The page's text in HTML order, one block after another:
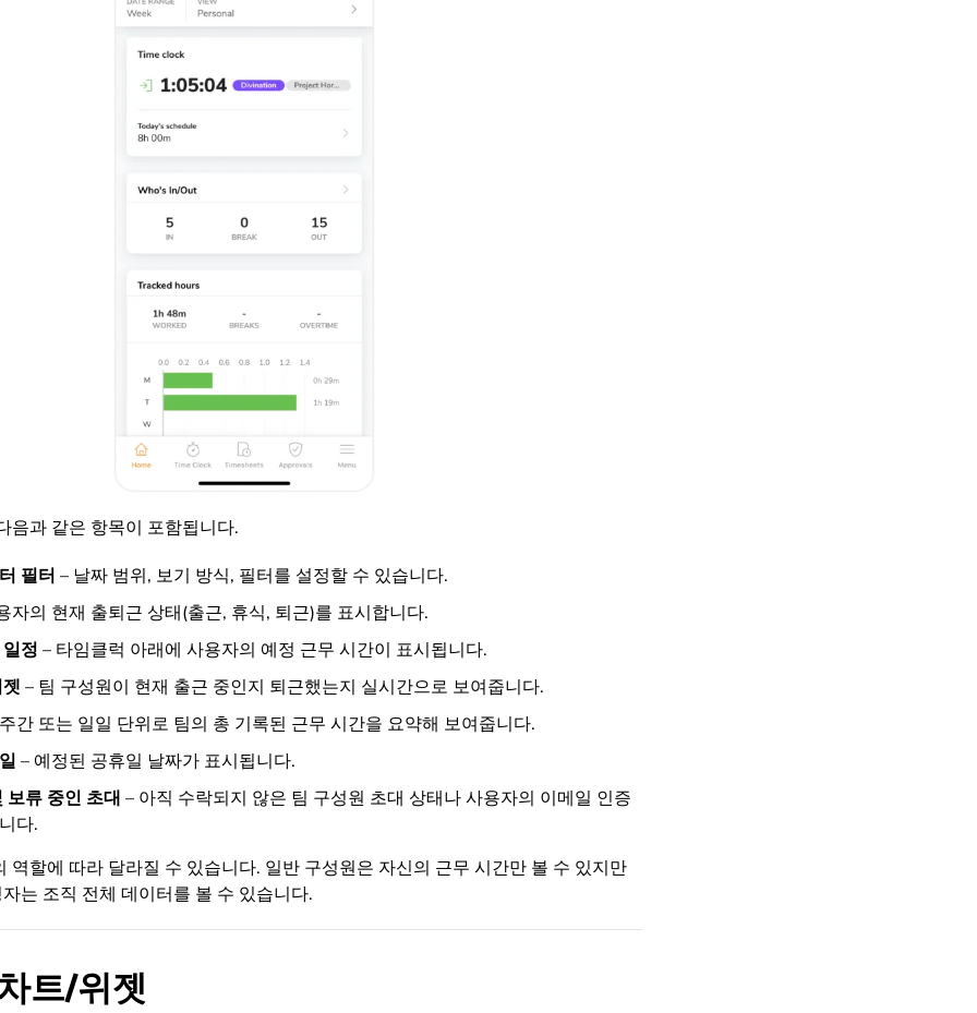
음과 같은 항목이 포함됩니다.
필터 – 날짜 범위, 보기 방식, 필터를 설정할 수 있습니다.
자의 현재 출퇴근 상태(출근, 휴식, 퇴근)를 표시합니다.
정 – 타임클럭 아래에 사용자의 예정 근무 시간이 표시됩니다.
– 팀 구성원이 현재 출근 중인지 퇴근했는지 실시간으로 보여줍니다.
간 또는 일일 단위로 팀의 총 기록된 근무 시간을 요약해 보여줍니다.
– 예정된 공휴일 날짜가 표시됩니다.
보류 중인 초대 – 아직 수락되지 않은 팀 구성원 초대 상태나 사용자의 이메일 인증
다.
역할에 따라 달라질 수 있습니다. 일반 구성원은 자신의 근무 시간만 볼 수 있지만
는 조직 전체 데이터를 볼 수 있습니다.
트/위젯